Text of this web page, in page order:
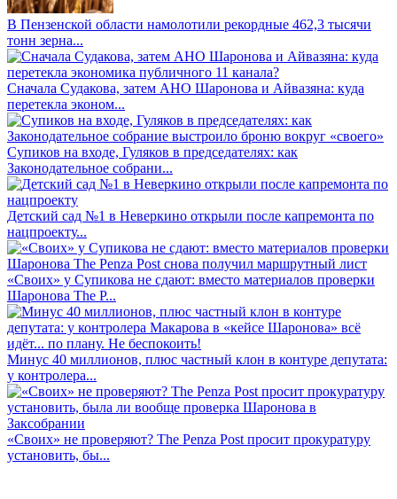
В Пензенской области намолотили рекордные 462,3 тысячи
тонн зерна...
Сначала Судакова, затем АНО Шаронова и Айвазяна: куда
перетекла эконом...
Супиков на входе, Гуляков в председателях: как
Законодательное собрани...
Детский сад №1 в Неверкино открыли после капремонта по
нацпроекту...
«Своих» у Супикова не сдают: вместо материалов проверки
Шаронова The P...
Минус 40 миллионов, плюс частный клон в контуре депутата:
у контролера...
«Своих» не проверяют? The Penza Post просит прокуратуру
установить, бы...